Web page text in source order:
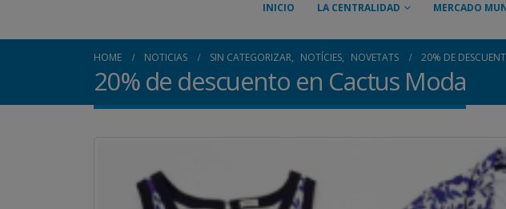
INICIO LA CENTRALIDAD MERCADO
HOME NOTICIAS SIN CATEGORIZAR, NOTÍCIES, NOVETATS 20% DE
20% de descuento en Cactus Moda